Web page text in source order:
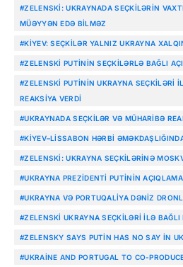
#ZELENSKI: UKRAYNADA SEÇKILƏRIN
MÜƏYYƏN EDƏ BILMƏZ
#KIYEV: SEÇKILƏR YALNIZ UKRAYNA
#ZELENSKI PUTININ SEÇKILƏRLƏ BAĞLI
#ZELENSKI PUTININ UKRAYNA SEÇKILƏRI
REAKSIYA VERDI
#UKRAYNADA SEÇKILƏR VƏ MÜHARIBƏ
#KIYEV–LISSABON HƏRBI
#ZELENSKI: UKRAYNA SEÇKILƏRINƏ
#UKRAYNA PREZIDENTI PUTININ
#UKRAYNA VƏ PORTUQALIYA DƏNIZ
#ZELENSKI UKRAYNA SEÇKILƏRI ILƏ BAĞLI
#ZELENSKY SAYS PUTIN HAS NO SAY IN
#UKRAINE AND PORTUGAL TO CO-